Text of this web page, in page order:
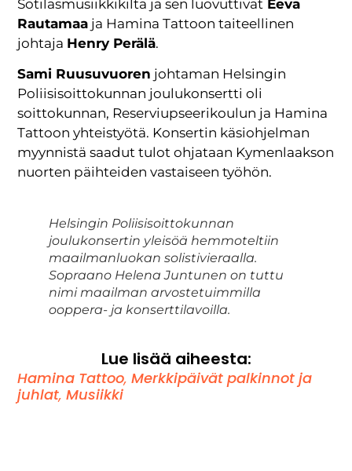
Sotilasmusiikkikilta ja sen luovuttivat Eeva
Rautamaa ja Hamina Tattoon taiteellinen
johtaja Henry Perälä.
Sami Ruusuvuoren johtaman Helsingin
Poliisisoittokunnan joulukonsertti oli
soittokunnan, Reserviupseerikoulun ja Hamina
Tattoon yhteistyötä. Konsertin käsiohjelman
myynnistä saadut tulot ohjataan Kymenlaakson
nuorten päihteiden vastaiseen työhön.
Helsingin Poliisisoittokunnan
joulukonsertin yleisöä hemmoteltiin
maailmanluokan solistivieraalla.
Sopraano Helena Juntunen on tuttu
nimi maailman arvostetuimmilla
ooppera- ja konserttilavoilla.
Lue lisää aiheesta:
Hamina Tattoo,Merkkipäivät palkinnot ja
juhlat,Musiikki